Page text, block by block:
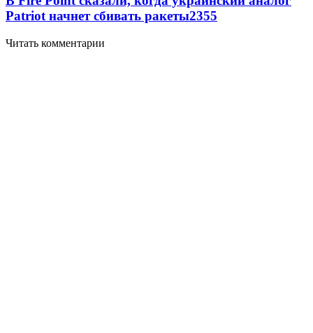
Patriot начнет сбивать ракеты2355
Читать комментарии